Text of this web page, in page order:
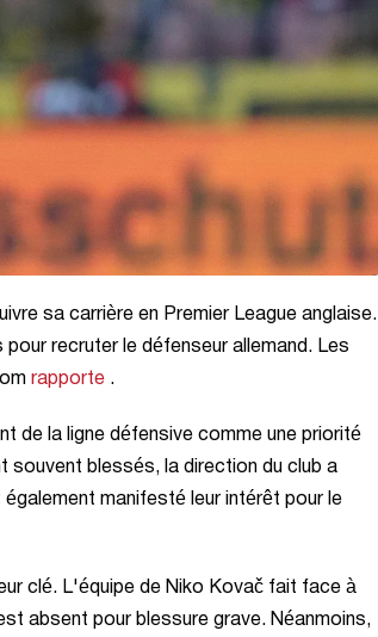
sa carrière en Premier League anglaise.
recruter le défenseur allemand. Les
rapporte .
de la ligne défensive comme une priorité
blessés, la direction du club a
manifesté leur intérêt pour le
clé. L'équipe de Niko Kovač fait face à
absent pour blessure grave. Néanmoins,